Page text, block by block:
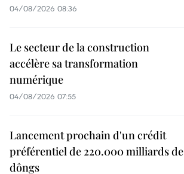
04/08/2026 08:36
Le secteur de la construction
accélère sa transformation
numérique
04/08/2026 07:55
Lancement prochain d'un crédit
préférentiel de 220.000 milliards de
dôngs